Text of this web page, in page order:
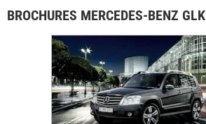
BROCHURES MERCEDES-BENZ GLK